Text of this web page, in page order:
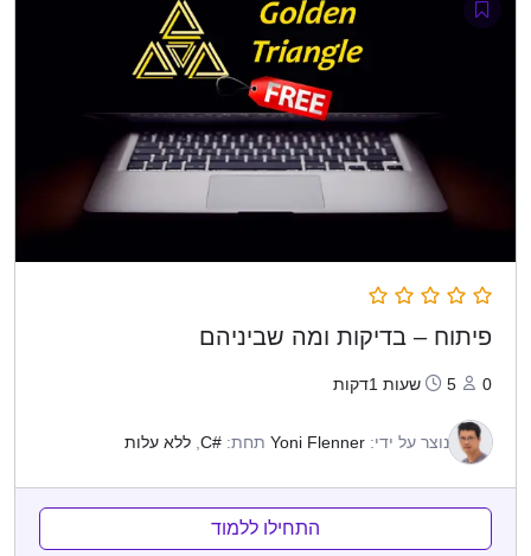
פיתוח – בדיקות ומה שביניהם
0 5שעות 1דקות
נוצר על ידי: Yoni Flenner תחת: #C ללא עלות
התחילו ללמוד